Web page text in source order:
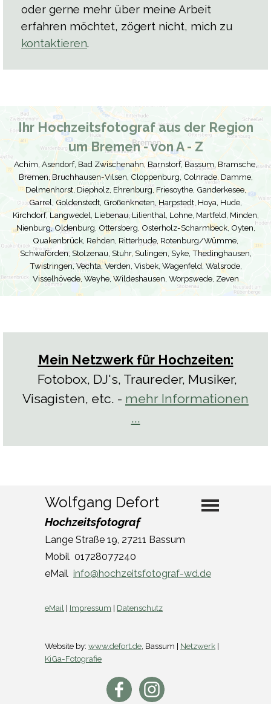
oder gerne mehr über meine Arbeit
erfahren möchtet, zögert nicht, mich zu
kontaktieren.
Ihr Hochzeitsfotograf aus der Region
um Bremen - von A - Z
Achim, Asendorf, Bad Zwischenahn, Barnstorf, Bassum, Bramsche,
Bremen, Bruchhausen-Vilsen, Cloppenburg, Colnrade, Damme,
Delmenhorst, Diepholz, Ehrenburg, Friesoythe, Ganderkesee,
Garrel, Goldenstedt, Großenkneten, Harpstedt, Hoya, Hude,
Kirchdorf, Langwedel, Liebenau, Lilienthal, Lohne, Martfeld, Minden,
Nienburg, Oldenburg, Ottersberg, Osterholz-Scharmbeck, Oyten,
Quakenbrück, Rehden, Ritterhude, Rotenburg/Wümme,
Schwaförden, Stolzenau, Stuhr, Sulingen, Syke, Thedinghausen,
Twistringen, Vechta, Verden, Visbek, Wagenfeld, Walsrode,
Visselhövede, Weyhe, Wildeshausen, Worpswede, Zeven
Mein Netzwerk für Hochzeiten:
Fotobox, DJ's, Traureder, Musiker,
Visagisten, etc. - mehr Informationen
...
Website by: www.defort.de , Bassum | Netzwerk |
KiGa-Fotografie
Wolfgang Defort
Hochzeitsfotograf
Lange Straße 19, 27211 Bassum
Mobil 01728077240
eMail info@hochzeitsfotograf-wd.de
eMail | Impressum | Datenschutz
Menü